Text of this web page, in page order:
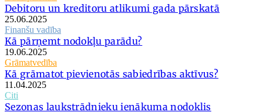
Debitoru un kreditoru atlikumi gada pārskatā
25.06.2025
Finanšu vadība
Kā pārņemt nodokļu parādu?
19.06.2025
Grāmatvedība
Kā grāmatot pievienotās sabiedrības aktīvus?
11.04.2025
Citi
Sezonas laukstrādnieku ienākuma nodoklis